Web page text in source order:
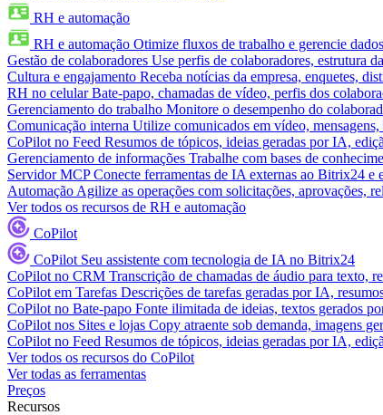
RH e automação
RH e automação Otimize fluxos de trabalho e gerencie
Gestão de colaboradores Use perfis de colaboradores, estrutura
Cultura e engajamento Receba notícias da empresa, enquetes,
RH no celular Bate-papo, chamadas de vídeo, perfis dos
Gerenciamento do trabalho Monitore o desempenho do
Comunicação interna Utilize comunicados em vídeo,
CoPilot no Feed Resumos de tópicos, ideias geradas por IA,
Gerenciamento de informações Trabalhe com bases de
Servidor MCP Conecte ferramentas de IA externas ao Bitrix24 e
Automação Agilize as operações com solicitações, aprovações,
Ver todos os recursos de RH e automação
CoPilot
CoPilot Seu assistente com tecnologia de IA no Bitrix24
CoPilot no CRM Transcrição de chamadas de áudio para texto,
CoPilot em Tarefas Descrições de tarefas geradas por IA,
CoPilot no Bate-papo Fonte ilimitada de ideias, textos gerados
CoPilot nos Sites e lojas Copy atraente sob demanda, imagens
CoPilot no Feed Resumos de tópicos, ideias geradas por IA,
Ver todos os recursos do CoPilot
Ver todas as ferramentas
Preços
Recursos